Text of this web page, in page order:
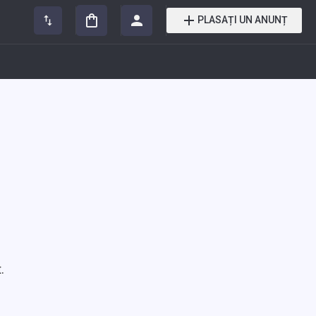
PLASAȚI UN ANUNȚ